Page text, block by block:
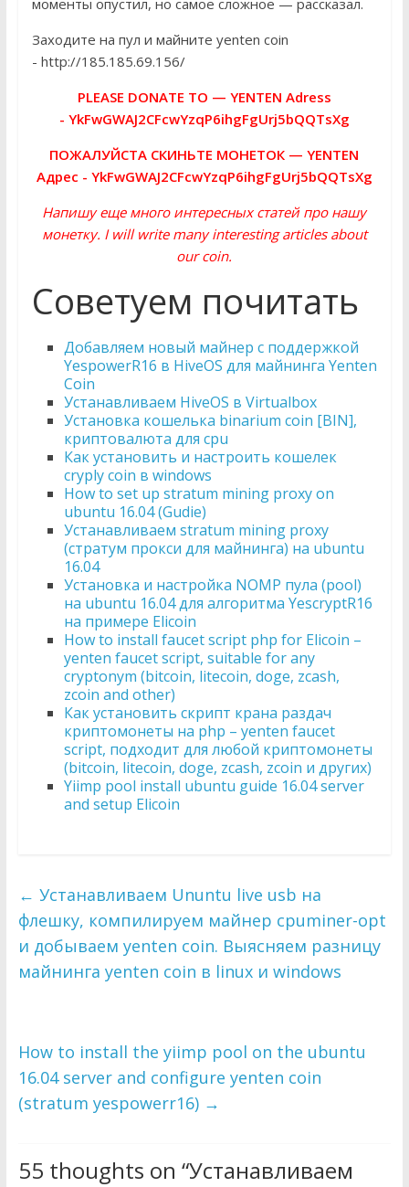
моменты опустил, но самое сложное — рассказал.
Заходите на пул и майните yenten coin
- http://185.185.69.156/
PLEASE DONATE TO — YENTEN Adress
- YkFwGWAJ2CFcwYzqP6ihgFgUrj5bQQTsXg
ПОЖАЛУЙСТА СКИНЬТЕ МОНЕТОК — YENTEN
Адрес - YkFwGWAJ2CFcwYzqP6ihgFgUrj5bQQTsXg
Напишу еще много интересных статей про нашу
монетку. I will write many interesting articles about
our coin.
Советуем почитать
Добавляем новый майнер с поддержкой
YespowerR16 в HiveOS для майнинга Yenten
Coin
Устанавливаем HiveOS в Virtualbox
Установка кошелька binarium coin [BIN],
криптовалюта для cpu
Как установить и настроить кошелек
cryply coin в windows
How to set up stratum mining proxy on
ubuntu 16.04 (Gudie)
Устанавливаем stratum mining proxy
(стратум прокси для майнинга) на ubuntu
16.04
Установка и настройка NOMP пула (pool)
на ubuntu 16.04 для алгоритма YescryptR16
на примере Elicoin
How to install faucet script php for Elicoin –
yenten faucet script, suitable for any
cryptonym (bitcoin, litecoin, doge, zcash,
zcoin and other)
Как установить скрипт крана раздач
криптомонеты на php – yenten faucet
script, подходит для любой криптомонеты
(bitcoin, litecoin, doge, zcash, zcoin и других)
Yiimp pool install ubuntu guide 16.04 server
and setup Elicoin
← Устанавливаем Ununtu live usb на
флешку, компилируем майнер cpuminer-opt
и добываем yenten coin. Выясняем разницу
майнинга yenten coin в linux и windows
How to install the yiimp pool on the ubuntu
16.04 server and configure yenten coin
(stratum yespowerr16) →
55 thoughts on “Устанавливаем